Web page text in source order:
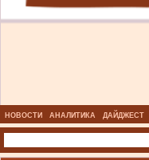
НОВОСТИ АНАЛИТИКА ДАЙДЖЕСТ